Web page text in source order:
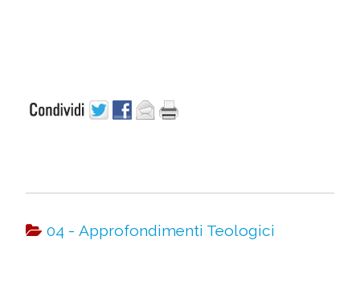
04 - Approfondimenti Teologici